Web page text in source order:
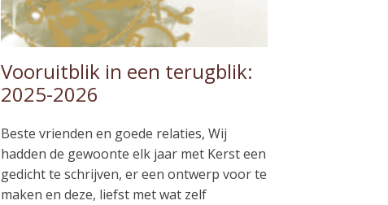
Vooruitblik in een terugblik:
2025-2026
Beste vrienden en goede relaties, Wij
hadden de gewoonte elk jaar met Kerst een
gedicht te schrijven, er een ontwerp voor te
maken en deze, liefst met wat zelf